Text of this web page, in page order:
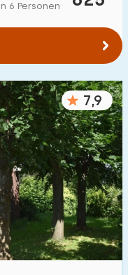
6 Personen
7,9